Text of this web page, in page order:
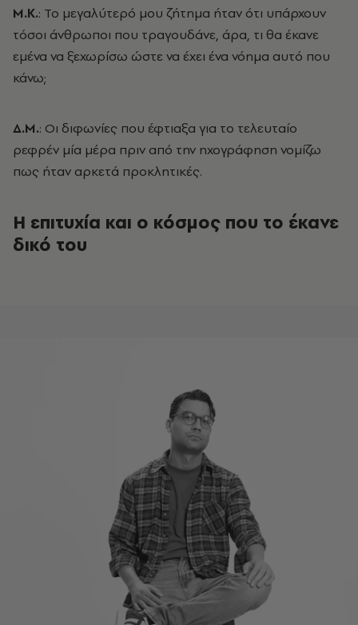
Μ.Κ.: Το μεγαλύτερό μου ζήτημα ήταν ότι υπάρχουν
τόσοι άνθρωποι που τραγουδάνε, άρα, τι θα έκανε
εμένα να ξεχωρίσω ώστε να έχει ένα νόημα αυτό που
κάνω;
Δ.Μ.: Οι διφωνίες που έφτιαξα για το τελευταίο
ρεφρέν μία μέρα πριν από την ηχογράφηση νομίζω
πως ήταν αρκετά προκλητικές.
Η επιτυχία και ο κόσμος που το έκανε
δικό του